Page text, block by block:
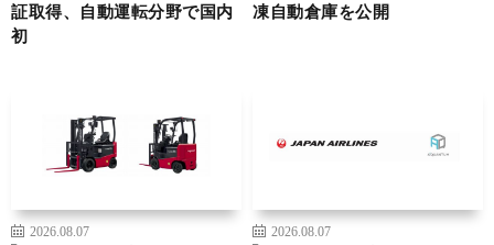
証取得、自動運転分野で国内
初
凍自動倉庫を公開
2026.08.07
2026.08.07